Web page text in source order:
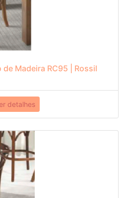
Madeira RC95 | Rossil
detalhes